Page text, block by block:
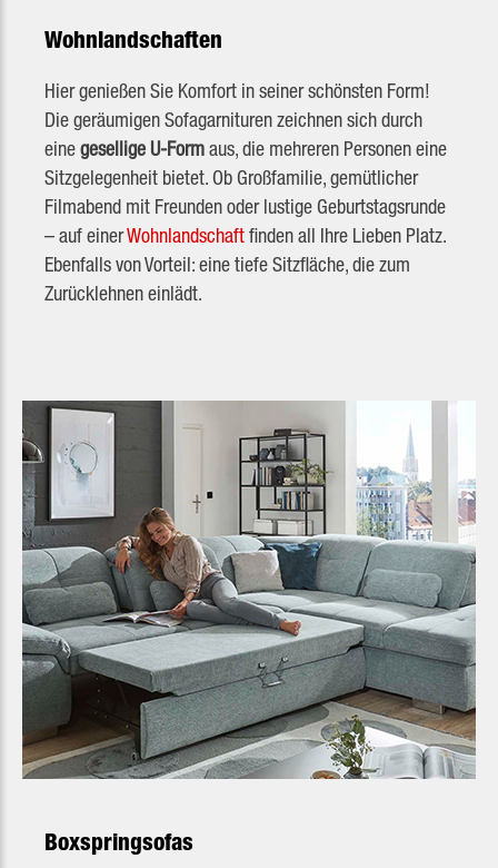
Wohnlandschaften
Hier genießen Sie Komfort in seiner schönsten Form!
Die geräumigen Sofagarnituren zeichnen sich durch
einegesellige U-Formaus, die mehreren Personen eine
Sitzgelegenheit bietet. Ob Großfamilie, gemütlicher
Filmabend mit Freunden oder lustige Geburtstagsrunde
– auf einerWohnlandschaftfinden all Ihre Lieben Platz.
Ebenfalls von Vorteil: eine tiefe Sitzfläche, die zum
Zurücklehnen einlädt.
Boxspringsofas